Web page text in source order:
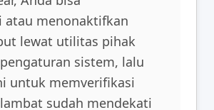
atau menonaktifkan
lewat utilitas pihak
sistem, lalu
untuk memverifikasi
sudah mendekati